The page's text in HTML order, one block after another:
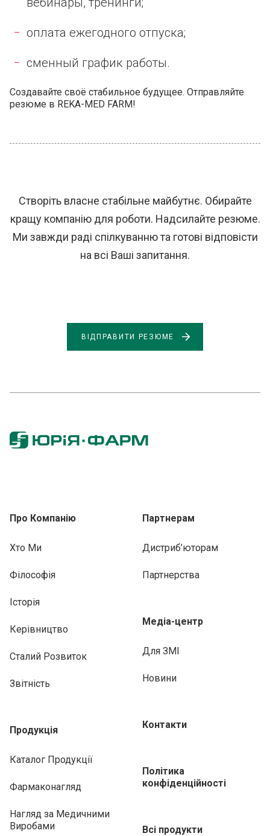
оплата ежегодного отпуска;
сменный график работы.
Создавайте своё стабильное будущее. Отправляйте
резюме в REKA-MED FARM!
Створіть власне стабільне майбутнє. Обирайте
кращу компанію для роботи. Надсилайте резюме.
Ми завжди раді спілкуванню та готові відповісти
на всі Ваші запитання.
ВІДПРАВИТИ РЕЗЮМЕ
Про Компанію
Хто Ми
Філософія
Історія
Керівництво
Сталий Розвиток
Звітність
Продукція
Каталог Продукції
Фармаконагляд
Нагляд за Медичними
Виробами
Партнерам
Дистриб’юторам
Партнерства
Медіа-центр
Для ЗМІ
Новини
Контакти
Політика
конфіденційності
Всі продукти